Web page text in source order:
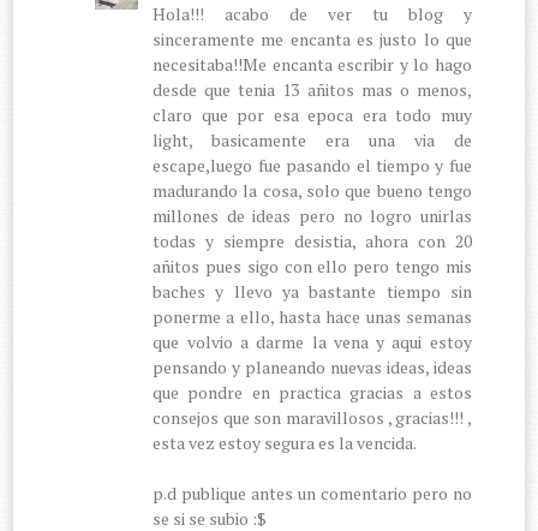
Hola!!! acabo de ver tu blog y
sinceramente me encanta es justo lo que
necesitaba!!Me encanta escribir y lo hago
desde que tenia 13 añitos mas o menos,
claro que por esa epoca era todo muy
light, basicamente era una via de
escape,luego fue pasando el tiempo y fue
madurando la cosa, solo que bueno tengo
millones de ideas pero no logro unirlas
todas y siempre desistia, ahora con 20
añitos pues sigo con ello pero tengo mis
baches y llevo ya bastante tiempo sin
ponerme a ello, hasta hace unas semanas
que volvio a darme la vena y aqui estoy
pensando y planeando nuevas ideas, ideas
que pondre en practica gracias a estos
consejos que son maravillosos , gracias!!! ,
esta vez estoy segura es la vencida.
p.d publique antes un comentario pero no
se si se subio :$